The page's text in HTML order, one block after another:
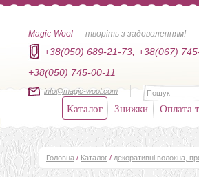
Magic-Wool — творіть з задоволенням!
+38(050) 689-21-73,
+38(067)
+38(050) 745-00-11
info@magic-wool.com
Каталог Знижки Оплата
Головна / Каталог / декоративні волокна,